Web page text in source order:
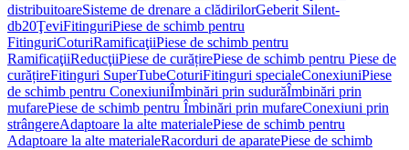
distribuitoareSisteme de drenare a clădirilorGeberit Silent-
db20ŢeviFitinguriPiese de schimb pentru
FitinguriCoturiRamificaţiiPiese de schimb pentru
RamificaţiiReducţiiPiese de curățirePiese de schimb pentru Piese de
curățireFitinguri SuperTubeCoturiFitinguri specialeConexiuniPiese
de schimb pentru ConexiuniÎmbinări prin sudurăÎmbinări prin
mufarePiese de schimb pentru Îmbinări prin mufareConexiuni prin
strângereAdaptoare la alte materialePiese de schimb pentru
Adaptoare la alte materialeRacorduri de aparatePiese de schimb